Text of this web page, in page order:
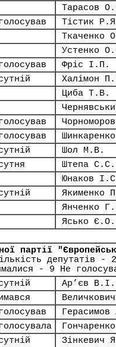
Тарасов
Тістик
Ткаченко
Устенко
Фріс І.П.
Халімон
Циба Т.В.
Шол М.В.
Штепа С.С.
Юнаков
Якименко
Янченко
Ясько Є.О.
партії
депутатів -
- 9 Не
Ар’єв В.І.
Зінкевич